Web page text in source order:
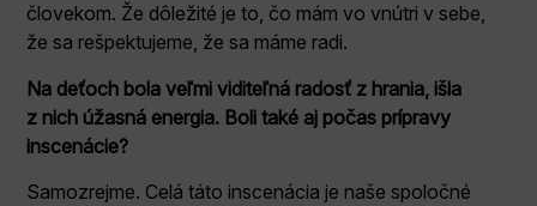
človekom. Že dôležité je to, čo mám vo vnútri v sebe,
že sa rešpektujeme, že sa máme radi.
Na deťoch bola veľmi viditeľná radosť z hrania, išla
z nich úžasná energia. Boli také aj počas prípravy
inscenácie?
Samozrejme. Celá táto inscenácia je naše spoločné